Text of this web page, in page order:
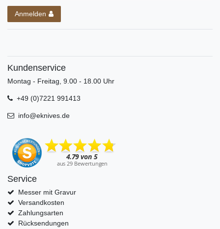
Anmelden
Kundenservice
Montag - Freitag, 9.00 - 18.00 Uhr
+49 (0)7221 991413
info@eknives.de
Service
Messer mit Gravur
Versandkosten
Zahlungsarten
Rücksendungen